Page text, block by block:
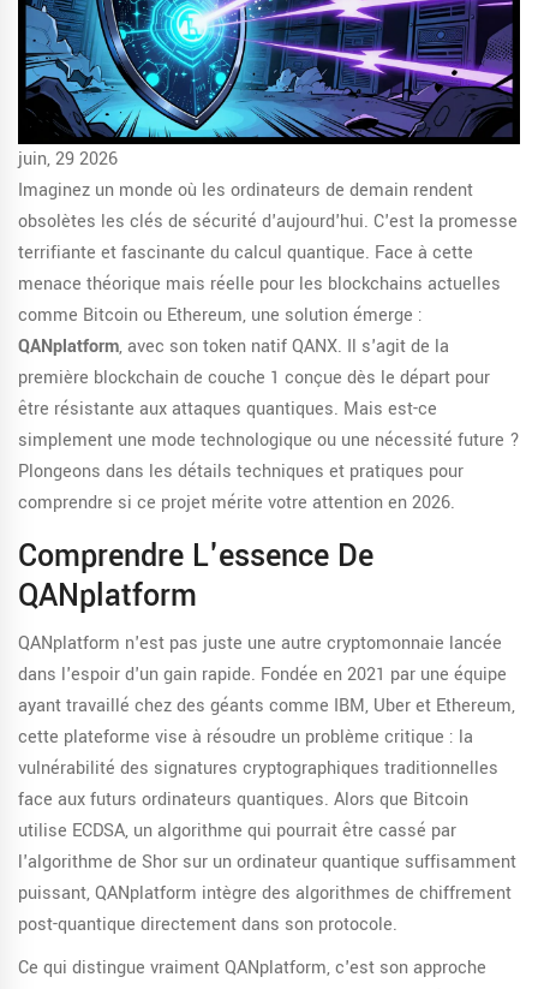
juin, 29 2026
Imaginez un monde où les ordinateurs de demain rendent
obsolètes les clés de sécurité d'aujourd'hui. C'est la promesse
terrifiante et fascinante du calcul quantique. Face à cette
menace théorique mais réelle pour les blockchains actuelles
comme Bitcoin ou Ethereum, une solution émerge :
QANplatform, avec son token natifQANX. Il s'agit de la
première blockchain de couche 1 conçue dès le départ pour
être résistante aux attaques quantiques. Mais est-ce
simplement une mode technologique ou une nécessité future ?
Plongeons dans les détails techniques et pratiques pour
comprendre si ce projet mérite votre attention en 2026.
Comprendre L'essence De
QANplatform
QANplatform n'est pas juste une autre cryptomonnaie lancée
dans l'espoir d'un gain rapide. Fondée en 2021 par une équipe
ayant travaillé chez des géants comme IBM, Uber et Ethereum,
cette plateforme vise à résoudre un problème critique : la
vulnérabilité des signatures cryptographiques traditionnelles
face aux futurs ordinateurs quantiques. Alors que Bitcoin
utilise ECDSA, un algorithme qui pourrait être cassé par
l'algorithme de Shor sur un ordinateur quantique suffisamment
puissant, QANplatform intègre des algorithmes de chiffrement
post-quantique directement dans son protocole.
Ce qui distingue vraiment QANplatform, c'est son approche